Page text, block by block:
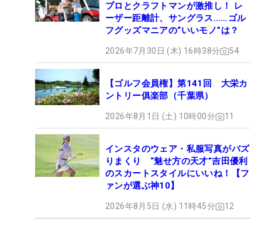
プロとクラフトマンが激推し！ レ
ーザー距離計、サングラス……ゴル
フグッズマニアの“いいモノ”は？
2026年7月30日 (木) 16時38分 54
【ゴルフ会員権】第141回 大栄カ
ントリー俱楽部（千葉県）
2026年8月1日 (土) 10時00分 11
インスタのウェア・私服写真がバズ
りまくり “魅せ方の天才”吉田優利
のスカートスタイルにいいね！【フ
ァンが選ぶ神10】
2026年8月5日 (水) 11時45分 12